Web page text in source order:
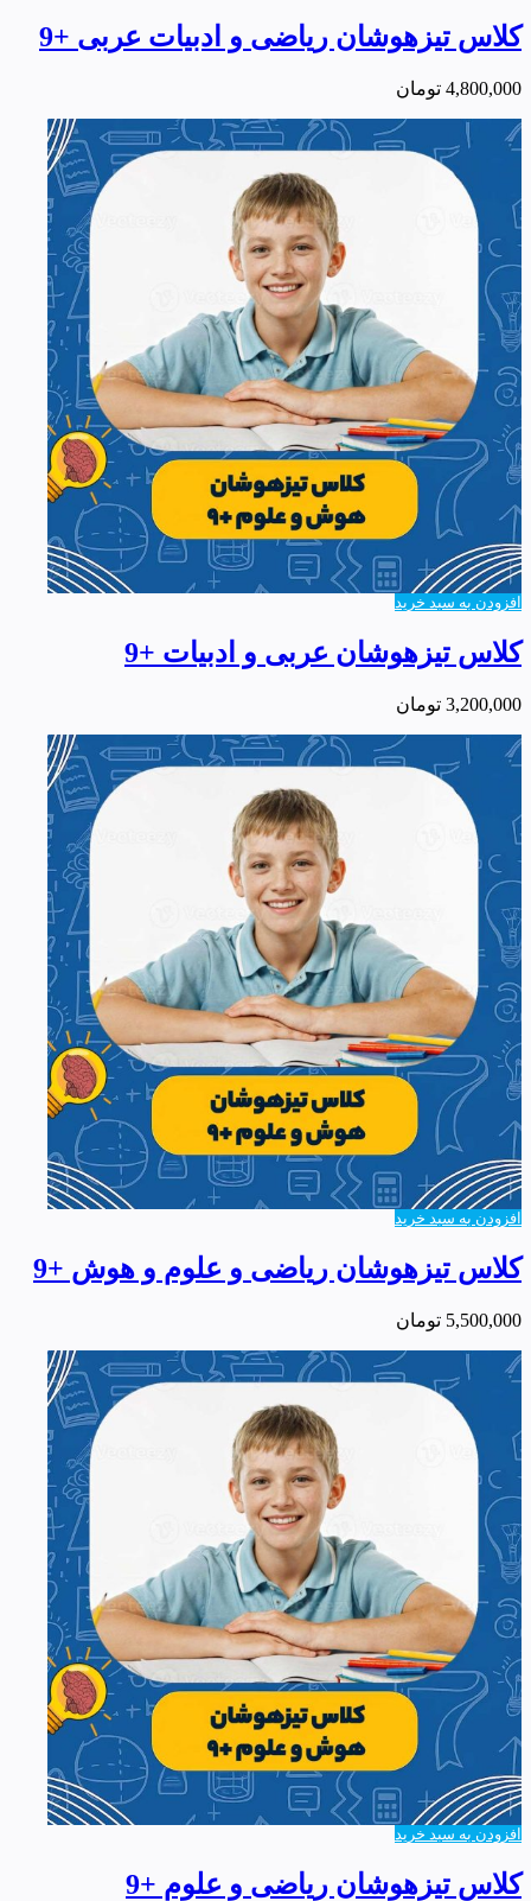
کلاس تیزهوشان ریاضی و ادبیات عربی +9
4,800,000 تومان
افزودن به سبد خرید
کلاس تیزهوشان عربی و ادبیات +9
3,200,000 تومان
افزودن به سبد خرید
کلاس تیزهوشان ریاضی و علوم و هوش +9
5,500,000 تومان
افزودن به سبد خرید
کلاس تیزهوشان ریاضی و علوم +9